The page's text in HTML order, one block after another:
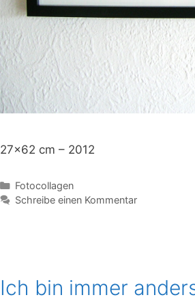
27×62 cm – 2012
Kategorien
Fotocollagen
Schreibe einen Kommentar
Ich bin immer